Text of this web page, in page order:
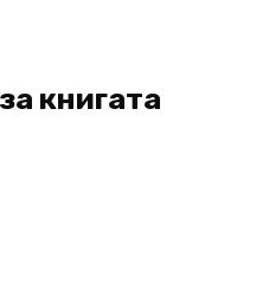
книгата